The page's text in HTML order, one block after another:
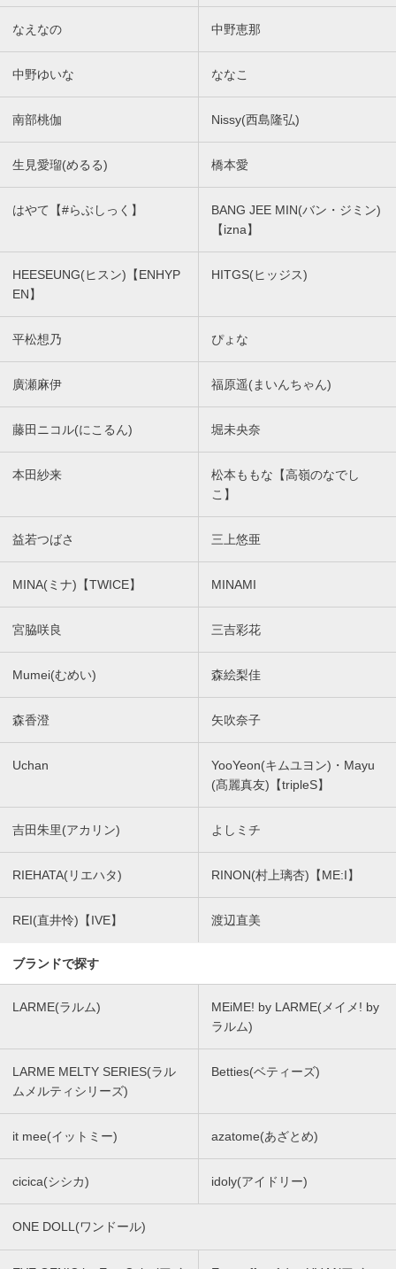
なえなの 中野恵那
中野ゆいな ななこ
南部桃伽 Nissy(西島隆弘)
生見愛瑠(めるる) 橋本愛
はやて【#らぶしっく】
BANG JEE MIN(バン・ジミン)
【izna】
HEESEUNG(ヒスン)【ENHYP
EN】
HITGS(ヒッジス)
平松想乃 ぴょな
廣瀬麻伊 福原遥(まいんちゃん)
藤田ニコル(にこるん) 堀未央奈
本田紗来
松本ももな【高嶺のなでし
こ】
益若つばさ 三上悠亜
MINA(ミナ)【TWICE】 MINAMI
宮脇咲良 三吉彩花
Mumei(むめい) 森絵梨佳
森香澄 矢吹奈子
Uchan
YooYeon(キムユヨン)・Mayu
(髙麗真友)【tripleS】
吉田朱里(アカリン) よしミチ
RIEHATA(リエハタ) RINON(村上璃杏)【ME:I】
REI(直井怜)【IVE】 渡辺直美
ブランドで探す
LARME(ラルム)
MEiME! by LARME(メイメ! by
ラルム)
LARME MELTY SERIES(ラル
ムメルティシリーズ)
Betties(ベティーズ)
it mee(イットミー) azatome(あざとめ)
cicica(シシカ) idoly(アイドリー)
ONE DOLL(ワンドール)